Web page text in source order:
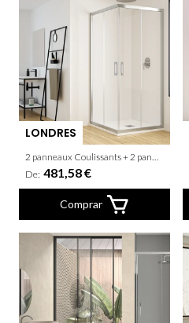
LONDRES
De: 481,58 €
Comprar